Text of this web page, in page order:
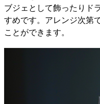
ブジェとして飾ったりド
すめです。アレンジ次第
ことができます。